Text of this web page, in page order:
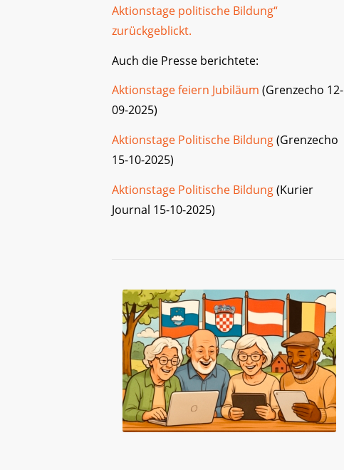
Aktionstage politische Bildung“
zurückgeblickt.
Auch die Presse berichtete:
Aktionstage feiern Jubiläum (Grenzecho 12-
09-2025)
Aktionstage Politische Bildung(Grenzecho
15-10-2025)
Aktionstage Politische Bildung(Kurier
Journal 15-10-2025)